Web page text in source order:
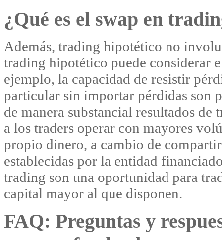
¿Qué es el swap en
Además, trading hipotético no
trading hipotético puede considerar
ejemplo, la capacidad de resistir
particular sin importar pérdidas son
de manera substancial resultados
a los traders operar con mayores
propio dinero, a cambio de
establecidas por la entidad
trading son una oportunidad para
capital mayor al que disponen.
FAQ: Preguntas y